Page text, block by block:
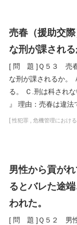
売春（援助交
な刑が課される
[ 問 題 ]Ｑ５３ 売春
な刑が課されるか。
る。 Ｃ.刑は科され
』 理由：売春は違
[ 性犯罪 , 危機管理におけ
男性から貢が
るとバレた途
われた。
[ 問 題 ]Ｑ５２ 男性